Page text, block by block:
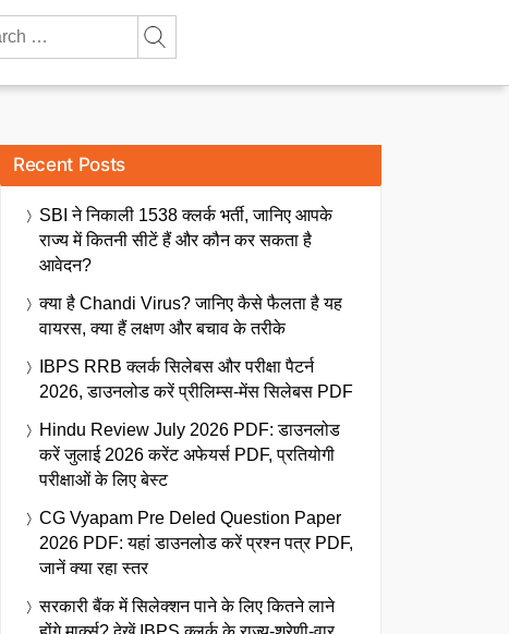
Recent Posts
SBI ने निकाली 1538 क्लर्क भर्ती, जानिए आपके
राज्य में कितनी सीटें हैं और कौन कर सकता है
आवेदन?
क्या है Chandi Virus? जानिए कैसे फैलता है यह
वायरस, क्या हैं लक्षण और बचाव के तरीके
IBPS RRB क्लर्क सिलेबस और परीक्षा पैटर्न
2026, डाउनलोड करें प्रीलिम्स-मेंस सिलेबस PDF
Hindu Review July 2026 PDF: डाउनलोड
करें जुलाई 2026 करेंट अफेयर्स PDF, प्रतियोगी
परीक्षाओं के लिए बेस्ट
CG Vyapam Pre Deled Question Paper
2026 PDF: यहां डाउनलोड करें प्रश्न पत्र PDF,
जानें क्या रहा स्तर
सरकारी बैंक में सिलेक्शन पाने के लिए कितने लाने